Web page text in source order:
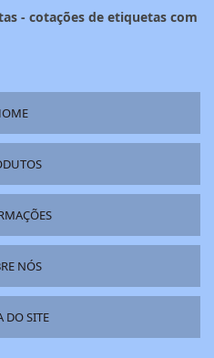
- cotações de etiquetas com
NÓS
DO SITE